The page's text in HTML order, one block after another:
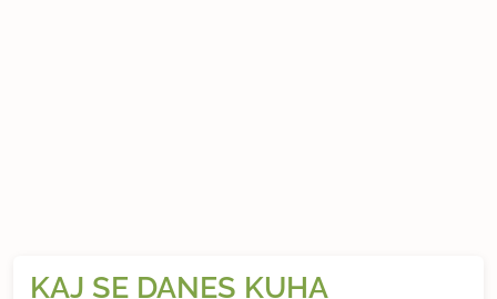
KAJ SE DANES KUHA